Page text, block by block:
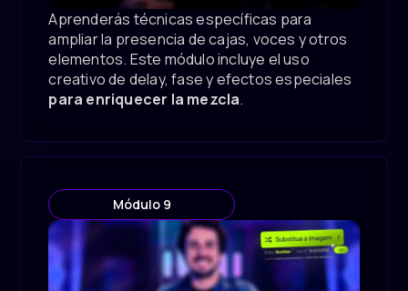
Aprenderás técnicas específicas para
ampliar la presencia de cajas, voces y otros
elementos. Este módulo incluye el uso
creativo de delay, fase y efectos especiales
para enriquecer la mezcla.
Módulo 9